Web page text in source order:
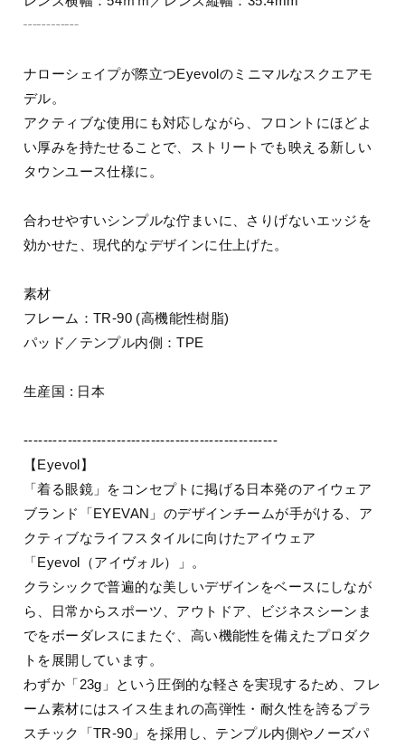
┄┄┄┄
ナローシェイプが際立つEyevolのミニマルなスクエアモ
デル。
アクティブな使用にも対応しながら、フロントにほどよ
い厚みを持たせることで、ストリートでも映える新しい
タウンユース仕様に。
合わせやすいシンプルな佇まいに、さりげないエッジを
効かせた、現代的なデザインに仕上げた。
素材
フレーム：TR-90 (高機能性樹脂)
パッド／テンプル内側：TPE
生産国 : 日本
----------------------------------------------------
【Eyevol】
「着る眼鏡」をコンセプトに掲げる日本発のアイウェア
ブランド「EYEVAN」のデザインチームが手がける、ア
クティブなライフスタイルに向けたアイウェア
「Eyevol（アイヴォル）」。
クラシックで普遍的な美しいデザインをベースにしなが
ら、日常からスポーツ、アウトドア、ビジネスシーンま
でをボーダレスにまたぐ、高い機能性を備えたプロダク
トを展開しています。
わずか「23g」という圧倒的な軽さを実現するため、フレ
ーム素材にはスイス生まれの高弾性・耐久性を誇るプラ
スチック「TR-90」を採用し、テンプル内側やノーズパ